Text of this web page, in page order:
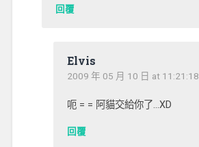
回覆
Elvis
2009 年 05 月 10 日 at 11:21:18
呃 = = 阿貓交給你了…XD
回覆